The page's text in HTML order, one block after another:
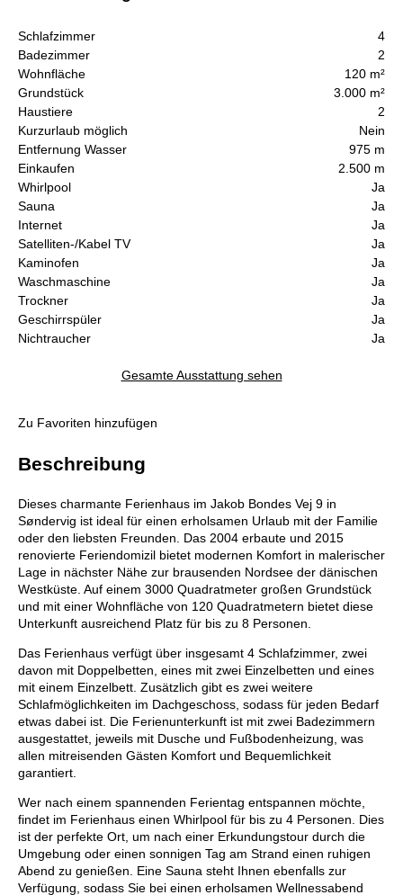
Schlafzimmer
4
Badezimmer
2
Wohnfläche
120 m²
Grundstück
3.000 m²
Haustiere
2
Kurzurlaub möglich
Nein
Entfernung Wasser
975 m
Einkaufen
2.500 m
Whirlpool
Ja
Sauna
Ja
Internet
Ja
Satelliten-/Kabel TV
Ja
Kaminofen
Ja
Waschmaschine
Ja
Trockner
Ja
Geschirrspüler
Ja
Nichtraucher
Ja
Gesamte Ausstattung sehen
Zu Favoriten hinzufügen
Beschreibung
Dieses charmante Ferienhaus im Jakob Bondes Vej 9 in
Søndervig ist ideal für einen erholsamen Urlaub mit der Familie
oder den liebsten Freunden. Das 2004 erbaute und 2015
renovierte Feriendomizil bietet modernen Komfort in malerischer
Lage in nächster Nähe zur brausenden Nordsee der dänischen
Westküste. Auf einem 3000 Quadratmeter großen Grundstück
und mit einer Wohnfläche von 120 Quadratmetern bietet diese
Unterkunft ausreichend Platz für bis zu 8 Personen.
Das Ferienhaus verfügt über insgesamt 4 Schlafzimmer, zwei
davon mit Doppelbetten, eines mit zwei Einzelbetten und eines
mit einem Einzelbett. Zusätzlich gibt es zwei weitere
Schlafmöglichkeiten im Dachgeschoss, sodass für jeden Bedarf
etwas dabei ist. Die Ferienunterkunft ist mit zwei Badezimmern
ausgestattet, jeweils mit Dusche und Fußbodenheizung, was
allen mitreisenden Gästen Komfort und Bequemlichkeit
garantiert.
Wer nach einem spannenden Ferientag entspannen möchte,
findet im Ferienhaus einen Whirlpool für bis zu 4 Personen. Dies
ist der perfekte Ort, um nach einer Erkundungstour durch die
Umgebung oder einen sonnigen Tag am Strand einen ruhigen
Abend zu genießen. Eine Sauna steht Ihnen ebenfalls zur
Verfügung, sodass Sie bei einen erholsamen Wellnessabend